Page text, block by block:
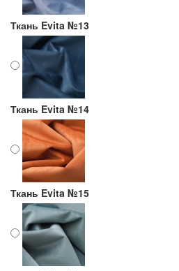
Ткань Evita №13
Ткань Evita №14
Ткань Evita №15